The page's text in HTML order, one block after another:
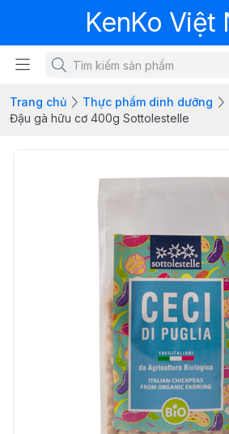
KenKo Việt
Trang chủ
Thực phẩm dinh dưỡng
Đậu gà hữu cơ 400g Sottolestelle